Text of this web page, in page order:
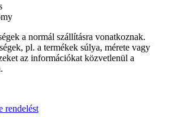
a normál szállításra vonatkoznak.
pl. a termékek súlya, mérete vagy
az információkat közvetlenül a
rendelést